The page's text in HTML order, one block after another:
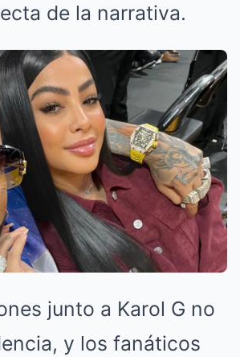
de la narrativa.
junto a Karol G no
y los fanáticos